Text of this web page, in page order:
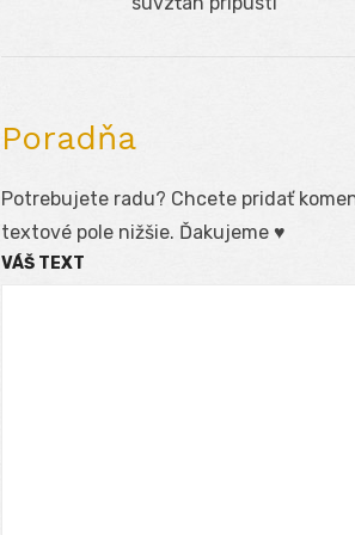
Poradňa
Potrebujete radu? Chcete pridať
textové pole nižšie. Ďakujeme ♥
VÁŠ TEXT